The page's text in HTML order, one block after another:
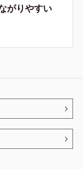
がりやすい